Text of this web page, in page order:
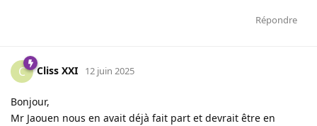
Répondre
C Cliss XXI 12 juin 2025
Bonjour,
Mr Jaouen nous en avait déjà fait part et devrait être en